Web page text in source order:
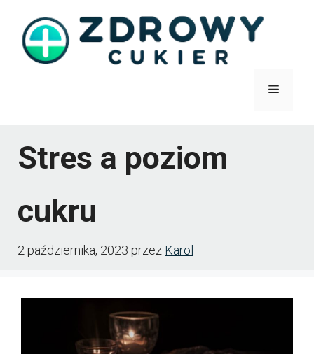
treści
Menu
Stres a poziom
cukru
2 października, 2023 przez Karol